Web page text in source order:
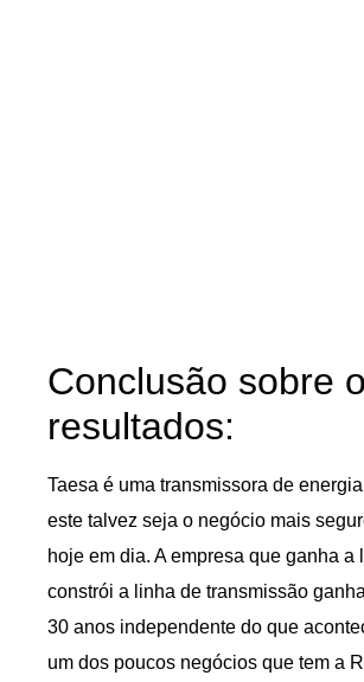
Conclusão sobre
resultados:
Taesa é uma transmissora de
este talvez seja o negócio mais
hoje em dia. A empresa que ganha a
constrói a linha de transmissão
30 anos independente do que
um dos poucos negócios que tem a